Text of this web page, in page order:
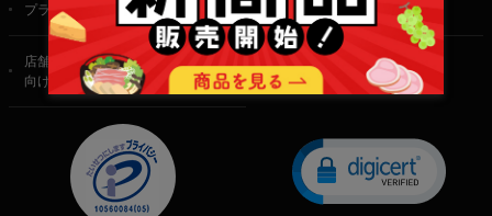
プライバシーポリシー 特定商取引法に基づく表記
店舗・法人・生産者様
向けのお問い合わせ